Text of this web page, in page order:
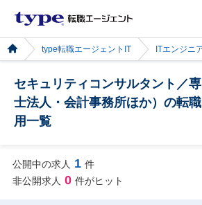
type転職エージェントIT ITエンジニ
セキュリティコンサルタント／
士法人・会計事務所ほか）の転
用一覧
公開中の求人 1 件
非公開求人 0 件がヒット